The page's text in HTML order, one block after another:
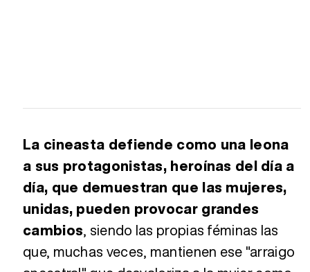
La cineasta defiende como una leona
a sus protagonistas, heroínas del día a
día, que demuestran que las mujeres,
unidas, pueden provocar grandes
cambios, siendo las propias féminas las
que, muchas veces, mantienen ese "arraigo